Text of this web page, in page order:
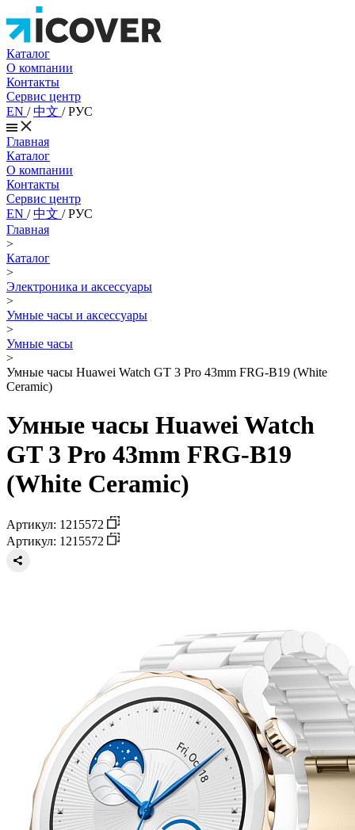
Каталог
О компании
Контакты
Сервис центр
EN /中文 /РУС
Главная
Каталог
О компании
Контакты
Сервис центр
EN /中文 /РУС
Главная
>
Каталог
>
Электроника и аксессуары
>
Умные часы и аксессуары
>
Умные часы
>
Умные часы Huawei Watch GT 3 Pro 43mm FRG-B19 (White
Ceramic)
Умные часы Huawei Watch
GT 3 Pro 43mm FRG-B19
(White Ceramic)
Артикул: 1215572
Артикул: 1215572